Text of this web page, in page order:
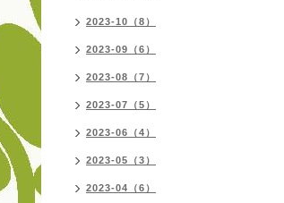
2023-10（8）
2023-09（6）
2023-08（7）
2023-07（5）
2023-06（4）
2023-05（3）
2023-04（6）